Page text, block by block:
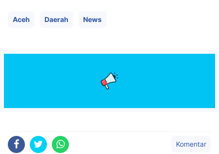
Aceh Daerah News
Komentar